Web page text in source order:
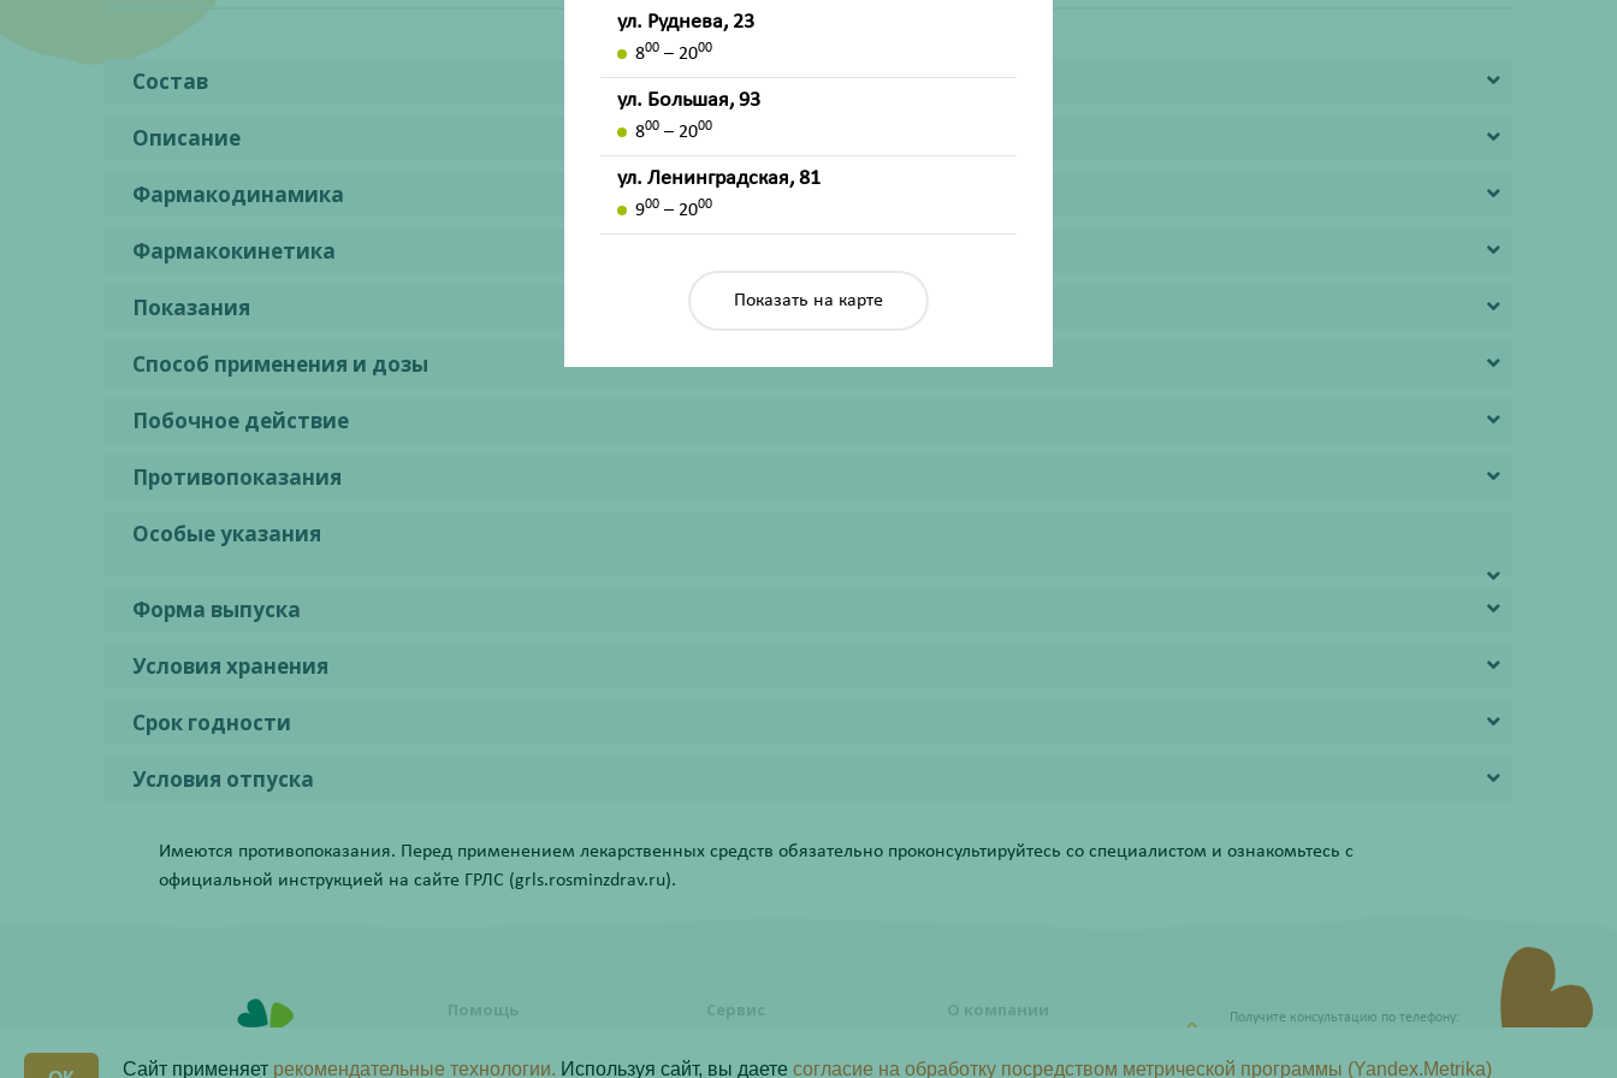
Состав
Описание
Фармакодинамика
Фармакокинетика
Показания
Способ применения и дозы
Побочное действие
Противопоказания
Особые указания
Форма выпуска
Условия хранения
Срок годности
Условия отпуска
Имеются противопоказания. Перед применением лекарственных средств обязательно проконсультируйтесь со специалистом и ознакомьтесь с
официальной инструкцией на сайте ГРЛС (grls.rosminzdrav.ru).
Помощь
заказа
Сервис О компании Получите консультацию по телефону:
Сайт применяет рекомендательные технологии. Используя сайт, вы даете согласие на обработку посредством метрической программы (Yandex.Metrika)
ул. Руднева, 23
800 – 2000
ул. Большая, 93
800 – 2000
ул. Ленинградская, 81
900 – 2000
Показать на карте